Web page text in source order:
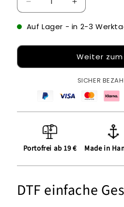
Verringere
die
Menge
DTF
Gestaltung
Erhöhe
die
Menge
DTF
einfache
Gestaltung
Auf Lager - in 2-3
Weiter
SICHER
Portofrei ab 19 € Made in
DTF einfache